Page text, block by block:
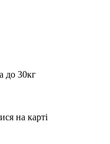
до 30кг
на карті